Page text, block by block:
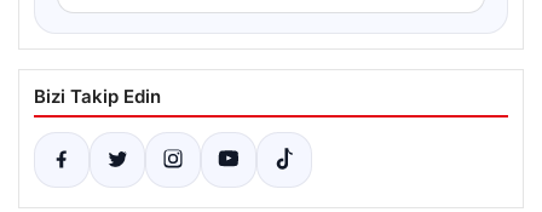
Bizi Takip Edin